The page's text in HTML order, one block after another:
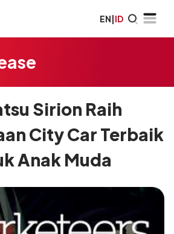
EN|ID
Sirion Raih
City Car Terbaik
Anak Muda